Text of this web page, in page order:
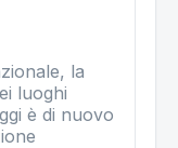
la
luoghi
è di nuovo